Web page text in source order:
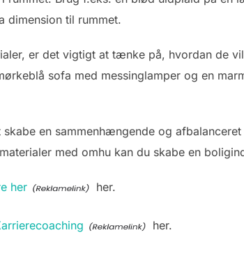
dimension til rummet.
er det vigtigt at tænke på, hvordan de
sofa med messinglamper og en
skabe en sammenhængende og
med omhu kan du skabe en
her her.
her.